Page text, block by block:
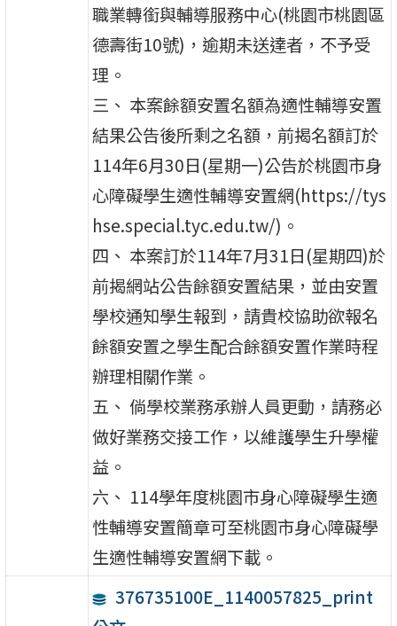
職業轉銜與輔導服務中心(桃園市桃園區
德壽街10號)，逾期未送達者，不予受
理。
三、 本案餘額安置名額為適性輔導安置
結果公告後所剩之名額，前揭名額訂於
114年6月30日(星期一)公告於桃園市身
心障礙學生適性輔導安置網(https://tys
hse.special.tyc.edu.tw/)。
四、 本案訂於114年7月31日(星期四)於
前揭網站公告餘額安置結果，並由安置
學校通知學生報到，請貴校協助欲報名
餘額安置之學生配合餘額安置作業時程
辦理相關作業。
五、 倘學校業務承辦人員更動，請務必
做好業務交接工作，以維護學生升學權
益。
六、 114學年度桃園市身心障礙學生適
性輔導安置簡章可至桃園市身心障礙學
生適性輔導安置網下載。
376735100E_1140057825_print